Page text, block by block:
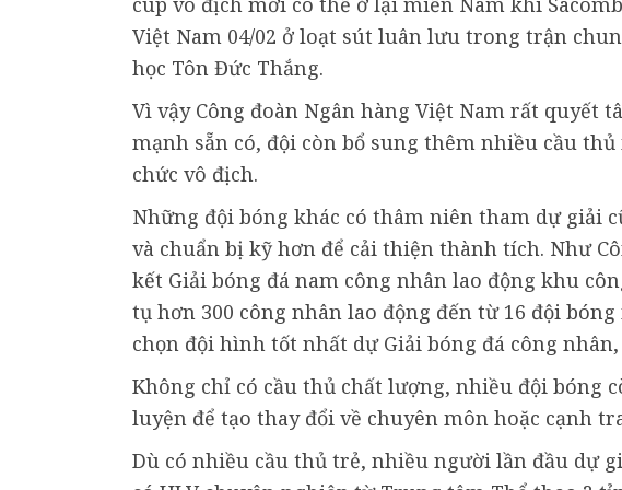
Việt Nam 04/02 ở loạt sút luân lưu trong trận
học Tôn Đức Thắng.
Vì vậy Công đoàn Ngân hàng Việt Nam rất quyết
mạnh sẵn có, đội còn bổ sung thêm nhiều cầu
chức vô địch.
Những đội bóng khác có thâm niên tham dự giải
và chuẩn bị kỹ hơn để cải thiện thành tích. Như
kết Giải bóng đá nam công nhân lao động khu
tụ hơn 300 công nhân lao động đến từ 16 đội
chọn đội hình tốt nhất dự Giải bóng đá công
Không chỉ có cầu thủ chất lượng, nhiều đội bóng
luyện để tạo thay đổi về chuyên môn hoặc cạnh
Dù có nhiều cầu thủ trẻ, nhiều người lần đầu dự